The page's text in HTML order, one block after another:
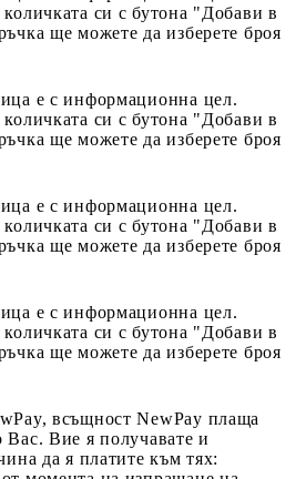
си с бутона "Добави в
ще можете да изберете броя
е с информационна цел.
си с бутона "Добави в
ще можете да изберете броя
е с информационна цел.
си с бутона "Добави в
ще можете да изберете броя
е с информационна цел.
си с бутона "Добави в
ще можете да изберете броя
всъщност NewPay плаща
Вас. Вие я получавате и
да я платите към тях: